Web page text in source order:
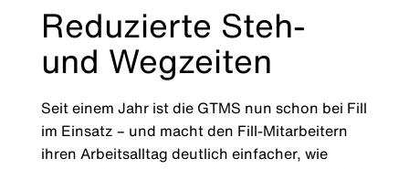
Reduzierte Steh-
und Wegzeiten
Seit einem Jahr ist die GTMS nun schon bei Fill
im Einsatz ­– und macht den Fill-Mitarbeitern
ihren Arbeitsalltag deutlich einfacher, wie